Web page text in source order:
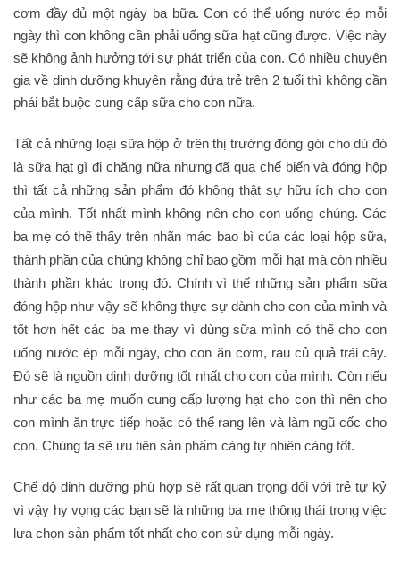
cơm đầy đủ một ngày ba bữa. Con có thể uống nước ép mỗi
ngày thì con không cần phải uống sữa hạt cũng được. Việc này
sẽ không ảnh hưởng tới sự phát triển của con. Có nhiều chuyên
gia về dinh dưỡng khuyên rằng đứa trẻ trên 2 tuổi thì không cần
phải bắt buộc cung cấp sữa cho con nữa.
Tất cả những loại sữa hộp ở trên thị trường đóng gói cho dù đó
là sữa hạt gì đi chăng nữa nhưng đã qua chế biến và đóng hộp
thì tất cả những sản phẩm đó không thật sự hữu ích cho con
của mình. Tốt nhất mình không nên cho con uống chúng. Các
ba mẹ có thể thấy trên nhãn mác bao bì của các loại hộp sữa,
thành phần của chúng không chỉ bao gồm mỗi hạt mà còn nhiều
thành phần khác trong đó. Chính vì thế những sản phẩm sữa
đóng hộp như vậy sẽ không thực sự dành cho con của mình và
tốt hơn hết các ba mẹ thay vì dùng sữa mình có thể cho con
uống nước ép mỗi ngày, cho con ăn cơm, rau củ quả trái cây.
Đó sẽ là nguồn dinh dưỡng tốt nhất cho con của mình. Còn nếu
như các ba mẹ muốn cung cấp lượng hạt cho con thì nên cho
con mình ăn trực tiếp hoặc có thể rang lên và làm ngũ cốc cho
con. Chúng ta sẽ ưu tiên sản phẩm càng tự nhiên càng tốt.
Chế độ dinh dưỡng phù hợp sẽ rất quan trọng đối với trẻ tự kỷ
vì vậy hy vọng các bạn sẽ là những ba mẹ thông thái trong việc
lưa chọn sản phẩm tốt nhất cho con sử dụng mỗi ngày.